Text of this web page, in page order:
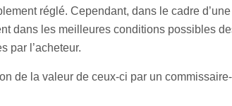
réglé. Cependant, dans le cadre
dans les meilleures conditions possibles
par l’acheteur.
de la valeur de ceux-ci par un